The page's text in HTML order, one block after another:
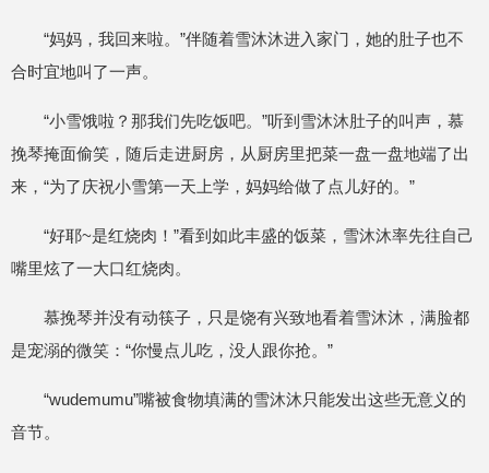
“妈妈，我回来啦。”伴随着雪沐沐进入家门，她的肚子也不
合时宜地叫了一声。
“小雪饿啦？那我们先吃饭吧。”听到雪沐沐肚子的叫声，慕
挽琴掩面偷笑，随后走进厨房，从厨房里把菜一盘一盘地端了出
来，“为了庆祝小雪第一天上学，妈妈给做了点儿好的。”
“好耶~是红烧肉！”看到如此丰盛的饭菜，雪沐沐率先往自己
嘴里炫了一大口红烧肉。
慕挽琴并没有动筷子，只是饶有兴致地看着雪沐沐，满脸都
是宠溺的微笑：“你慢点儿吃，没人跟你抢。”
“wudemumu”嘴被食物填满的雪沐沐只能发出这些无意义的
音节。